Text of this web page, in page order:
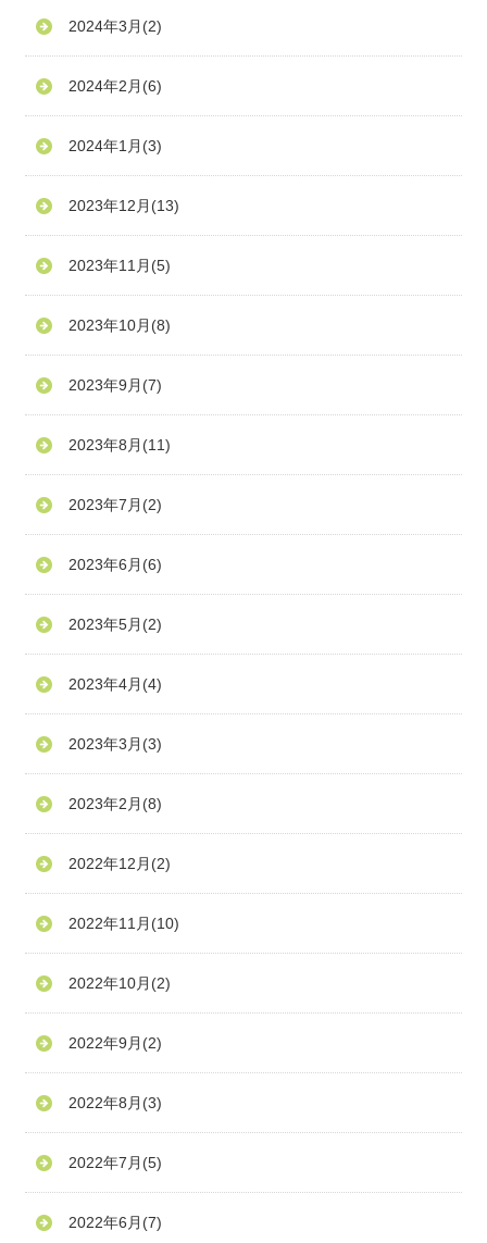
2024年3月 (2)
2024年2月 (6)
2024年1月 (3)
2023年12月 (13)
2023年11月 (5)
2023年10月 (8)
2023年9月 (7)
2023年8月 (11)
2023年7月 (2)
2023年6月 (6)
2023年5月 (2)
2023年4月 (4)
2023年3月 (3)
2023年2月 (8)
2022年12月 (2)
2022年11月 (10)
2022年10月 (2)
2022年9月 (2)
2022年8月 (3)
2022年7月 (5)
2022年6月 (7)